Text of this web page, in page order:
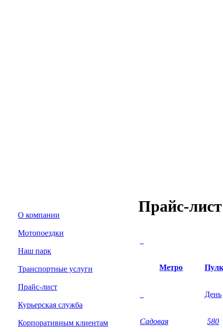
О компании
Мотопоездки
Наш парк
Транспортные услуги
Прайс-лист
Курьерская служба
Корпоративным клиентам
Прайс-лист
Метро
День
Садовая 580